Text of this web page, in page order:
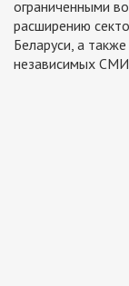
ограниченными
расширению
Беларуси, а
независимых